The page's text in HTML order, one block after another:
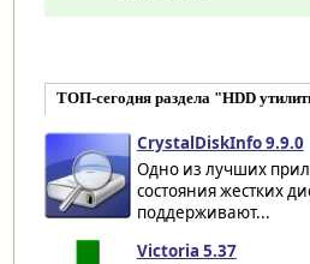
ТОП-сегодня раздела "HDD
CrystalDiskInfo 9.9.0
Одно из лучших
состояния жестких
поддерживают...
Victoria 5.37